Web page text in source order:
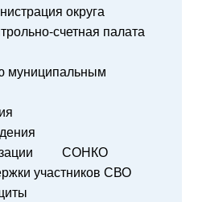
округа
счетная палата
муниципальным
СОНКО
участников СВО